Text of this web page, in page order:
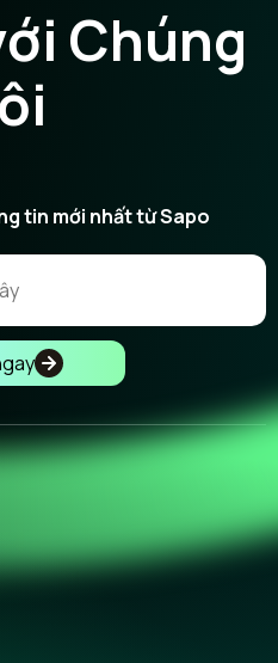
Chúng
tin mới nhất từ Sapo